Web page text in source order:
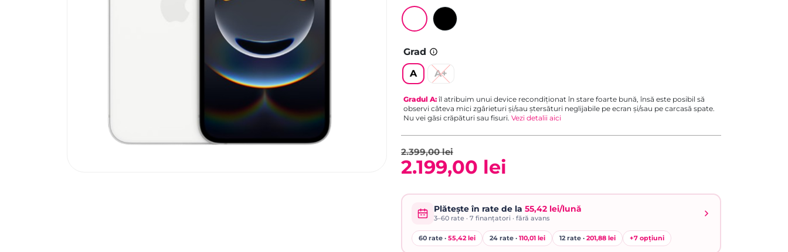
Grad
A+
A
Gradul A: îl atribuim unui device recondiționat în stare foarte bună, însă este posibil să
observi câteva mici zgârieturi și/sau ștersături neglijabile pe ecran și/sau pe carcasă spate.
Nu vei găsi crăpături sau fisuri. Vezi detalii aici
2.399,00lei
inițial
fost:
2.199,00 lei
curent
este:
2.199,00 lei.
Plătește în rate de la 55,42 lei/lună
3–60rate · 7 finanțatori · fără avans
60 rate · 55,42 lei 24 rate · 110,01 lei 12 rate · 201,88 lei +7opțiuni